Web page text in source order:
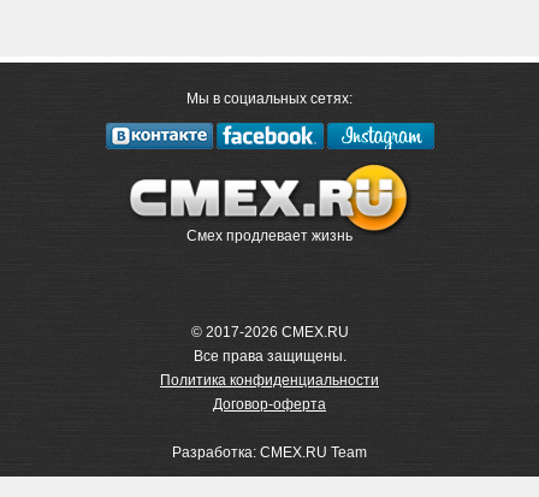
Мы в социальных сетях:
Смех продлевает жизнь
© 2017-2026 CMEX.RU
Все права защищены.
Политика конфиденциальности
Договор-оферта
Разработка: CMEX.RU Team